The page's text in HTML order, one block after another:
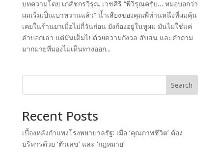
บทความโดย เภสัชกรวิรุณ เวชศิริ “พี่วิรุณครับ… หมอบอกว่า
ผมเริ่มเป็นเบาหวานแล้ว” น้ำเสียงของคุณพี่ท่านหนึ่งที่ผมคุ้น
เคยในร้านยาเมื่อไม่กี่วันก่อน ยังก้องอยู่ในหูผม มันไม่ใช่แค่
คำบอกเล่า แต่มันเต็มไปด้วยความกังวล สับสน และคำถาม
มากมายที่มองไม่เห็นทางออก...
Search
Recent Posts
เบื้องหลังกำแพงโรงพยาบาลรัฐ: เมื่อ ‘คุณภาพชีวิต’ ต้อง
บริหารด้วย ‘ตัวเลข’ และ ‘กฎหมาย’